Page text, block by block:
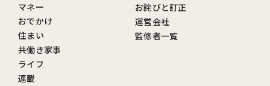
マネー
おでかけ
住まい
共働き家事
ライフ
連載
お詫びと訂正
運営会社
監修者一覧